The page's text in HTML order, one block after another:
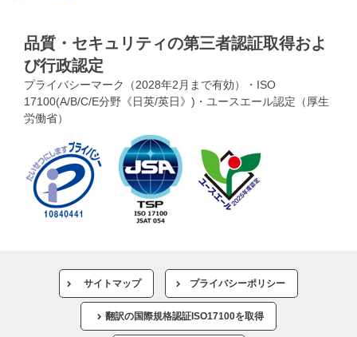
品質・セキュリティの第三者認証取得およ
び行政認定
プライバシーマーク（2028年2月まで有効）・ISO
17100(A/B/C/E分野《日英/英日》)・ユースエール認定（厚生
労働省）
サイトマップ プライバシーポリシー
翻訳の国際規格認証ISO17100を取得